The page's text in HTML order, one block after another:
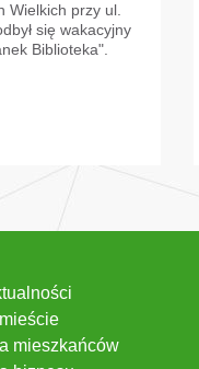
Wielkich przy ul.
się wakacyjny
Biblioteka".
mieszkańców